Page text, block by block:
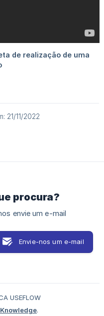
21/11/2022
procura?
envie um e-mail
Envie-nos um e-mail
USEFLOW
.